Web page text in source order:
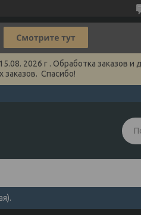
2026 г . Обработка заказов
заказов. Спасибо!